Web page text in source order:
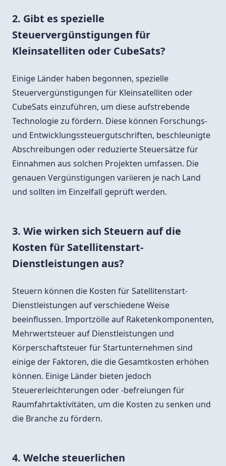
2. Gibt es spezielle
Steuervergünstigungen für
Kleinsatelliten oder CubeSats?
Einige Länder haben begonnen, spezielle
Steuervergünstigungen für Kleinsatelliten oder
CubeSats einzuführen, um diese aufstrebende
Technologie zu fördern. Diese können Forschungs-
und Entwicklungssteuergutschriften, beschleunigte
Abschreibungen oder reduzierte Steuersätze für
Einnahmen aus solchen Projekten umfassen. Die
genauen Vergünstigungen variieren je nach Land
und sollten im Einzelfall geprüft werden.
3. Wie wirken sich Steuern auf die
Kosten für Satellitenstart-
Dienstleistungen aus?
Steuern können die Kosten für Satellitenstart-
Dienstleistungen auf verschiedene Weise
beeinflussen. Importzölle auf Raketenkomponenten,
Mehrwertsteuer auf Dienstleistungen und
Körperschaftsteuer für Startunternehmen sind
einige der Faktoren, die die Gesamtkosten erhöhen
können. Einige Länder bieten jedoch
Steuererleichterungen oder -befreiungen für
Raumfahrtaktivitäten, um die Kosten zu senken und
die Branche zu fördern.
4. Welche steuerlichen